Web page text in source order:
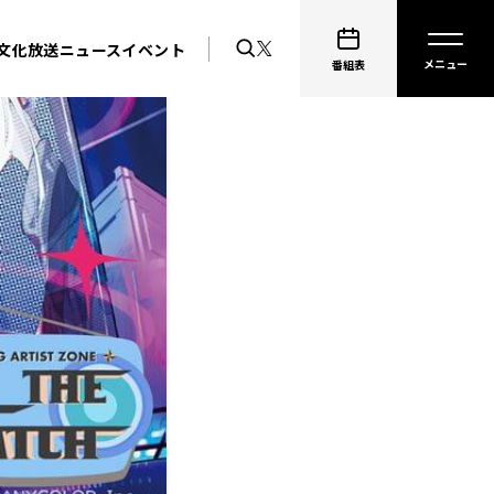
化放送ニュースイベント
番組表